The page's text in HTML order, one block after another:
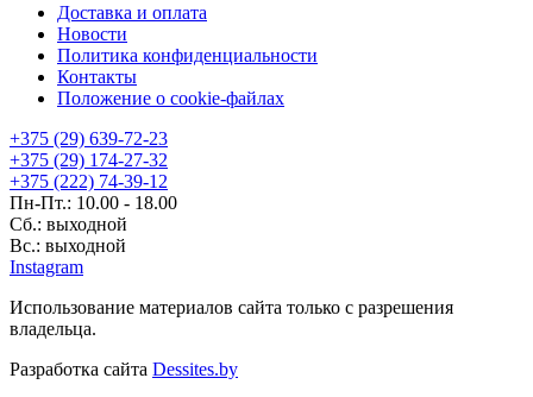
Доставка и оплата
Новости
Политика конфиденциальности
Контакты
Положение о cookie-файлах
+375 (29) 639-72-23
+375 (29) 174-27-32
+375 (222) 74-39-12
Пн-Пт.: 10.00 - 18.00
Сб.: выходной
Вс.: выходной
Instagram
Использование материалов сайта только с разрешения
владельца.
Разработка сайта Dessites.by